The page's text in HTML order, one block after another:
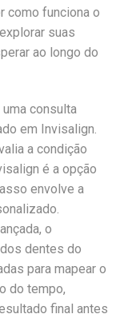
como funciona o
suas
ao longo do
consulta
em Invisalign.
a condição
é a opção
envolve a
o
dentes do
para mapear o
do tempo,
final antes